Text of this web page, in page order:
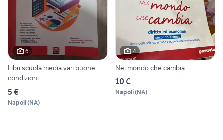
6
Libri scuola media vari buone
condizioni
5 €
Napoli(NA)
4
Nel mondo che cambia
10 €
Napoli(NA)